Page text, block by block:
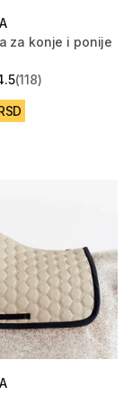
za konje i ponije
from 118
(118)